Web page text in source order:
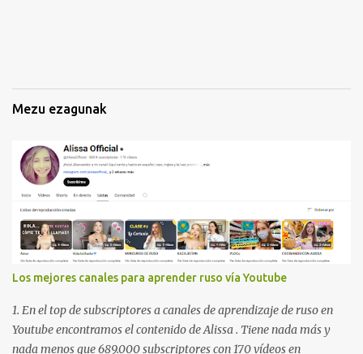
Mezu ezagunak
Los mejores canales para aprender ruso vía Youtube
1. En el top de subscriptores a canales de aprendizaje de ruso en
Youtube encontramos el contenido de Alissa . Tiene nada más y
nada menos que 689.000 subscriptores con 170 vídeos en